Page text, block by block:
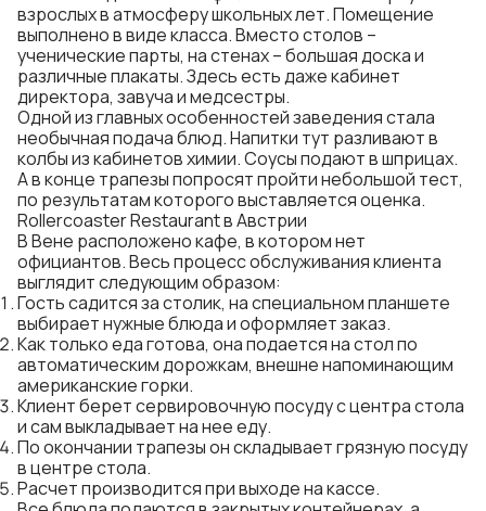
взрослых в атмосферу школьных лет. Помещение
выполнено в виде класса. Вместо столов –
ученические парты, на стенах – большая доска и
различные плакаты. Здесь есть даже кабинет
директора, завуча и медсестры.
Одной из главных особенностей заведения стала
необычная подача блюд. Напитки тут разливают в
колбы из кабинетов химии. Соусы подают в шприцах.
А в конце трапезы попросят пройти небольшой тест,
по результатам которого выставляется оценка.
Rollercoaster Restaurant в Австрии
В Вене расположено кафе, в котором нет
официантов. Весь процесс обслуживания клиента
выглядит следующим образом:
Гость садится за столик, на специальном планшете
выбирает нужные блюда и оформляет заказ.
Как только еда готова, она подается на стол по
автоматическим дорожкам, внешне напоминающим
американские горки.
Клиент берет сервировочную посуду с центра стола
и сам выкладывает на нее еду.
По окончании трапезы он складывает грязную посуду
в центре стола.
Расчет производится при выходе на кассе.